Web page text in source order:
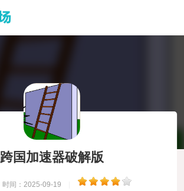
跨国加速器破解版
时间：2025-09-19